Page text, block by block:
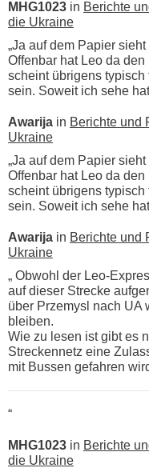
MHG1023 in Berichte
die Ukraine
„Ja auf dem Papier
Offenbar hat Leo da
scheint übrigens typisch
sein. Soweit ich sehe
Awarija in Berichte und
Ukraine
„Ja auf dem Papier
Offenbar hat Leo da
scheint übrigens typisch
sein. Soweit ich sehe
Awarija in Berichte und
Ukraine
„ Obwohl der Leo-
auf dieser Strecke
über Przemysl nach UA
bleiben.
Wie zu lesen ist gibt es
Streckennetz eine
mit Bussen gefahren
“
MHG1023 in Berichte
die Ukraine